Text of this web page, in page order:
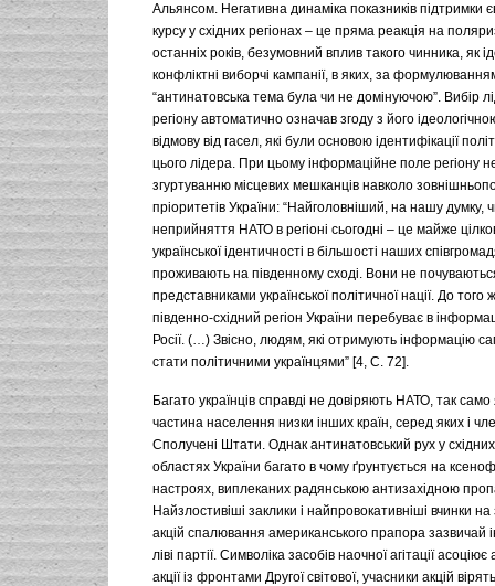
Альянсом. Негативна динаміка показників підтримки
курсу у східних регіонах – це пряма реакція на
останніх років, безумовний вплив такого чинника, як
конфліктні виборчі кампанії, в яких, за
“антинатовська тема була чи не домінуючою”. Вибір
регіону автоматично означав згоду з його
відмову від гасел, які були основою ідентифікації
цього лідера. При цьому інформаційне поле регіону
згуртуванню місцевих мешканців навколо
пріоритетів України: “Найголовніший, на нашу думку,
неприйняття НАТО в регіоні сьогодні – це майже
української ідентичності в більшості наших
проживають на південному сході. Вони не
представниками української політичної нації. До
південно-східний регіон України перебуває в
Росії. (…) Звісно, людям, які отримують інформацію
стати політичними українцями” [4, С. 72].
Багато українців справді не довіряють НАТО, так
частина населення низки інших країн, серед яких і
Сполучені Штати. Однак антинатовський рух у
областях України багато в чому ґрунтується на
настроях, виплеканих радянською антизахідною
Найзлостивіші заклики і найпровокативніші вчинки на
акцій спалювання американського прапора зазвичай
ліві партії. Символіка засобів наочної агітації асоціює
акції із фронтами Другої світової, учасники акцій